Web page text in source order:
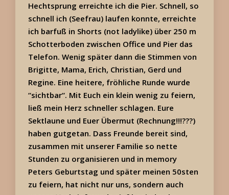
Hechtsprung erreichte ich die Pier. Schnell, so
schnell ich (Seefrau) laufen konnte, erreichte
ich barfuß in Shorts (not ladylike) über 250 m
Schotterboden zwischen Office und Pier das
Telefon. Wenig später dann die Stimmen von
Brigitte, Mama, Erich, Christian, Gerd und
Regine. Eine heitere, fröhliche Runde wurde
“sichtbar“. Mit Euch ein klein wenig zu feiern,
ließ mein Herz schneller schlagen. Eure
Sektlaune und Euer Übermut (Rechnung!!!???)
haben gutgetan. Dass Freunde bereit sind,
zusammen mit unserer Familie so nette
Stunden zu organisieren und in memory
Peters Geburtstag und später meinen 50sten
zu feiern, hat nicht nur uns, sondern auch